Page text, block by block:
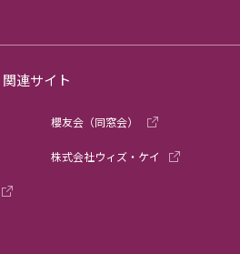
関連サイト
櫻友会（同窓会）
株式会社ウィズ・ケイ